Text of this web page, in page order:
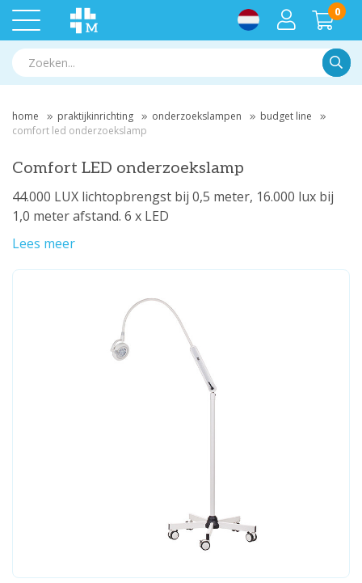
0
home praktijkinrichting onderzoekslampen
budget line
comfort led onderzoekslamp
Comfort LED onderzoekslamp
44.000 LUX lichtopbrengst bij 0,5 meter, 16.000 lux bij
1,0 meter afstand. 6 x LED
Lees meer